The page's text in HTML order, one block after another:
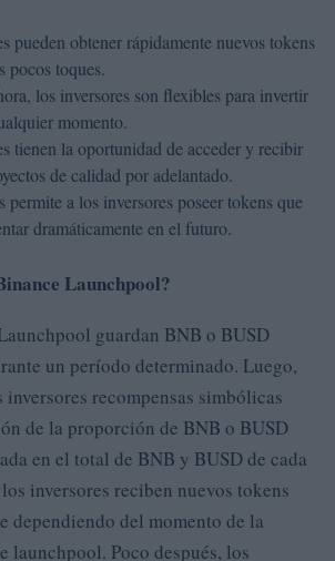
pueden obtener rápidamente nuevos tokens
pocos toques.
los inversores son flexibles para invertir
momento.
tienen la oportunidad de acceder y recibir
de calidad por adelantado.
permite a los inversores poseer tokens que
dramáticamente en el futuro.
Launchpool?
guardan BNB o BUSD
un período determinado. Luego,
inversores recompensas simbólicas
de la proporción de BNB o BUSD
en el total de BNB y BUSD de cada
inversores reciben nuevos tokens
dependiendo del momento de la
launchpool. Poco después, los